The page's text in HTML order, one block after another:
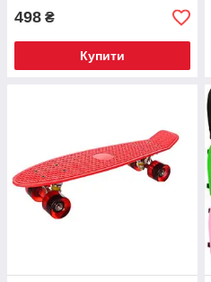
498 ₴
Купити